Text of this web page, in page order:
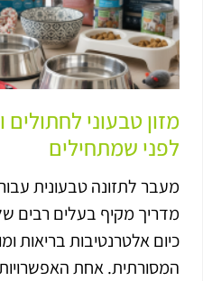
מזון טבעוני
לפני שמתחילים
מעבר לתזונה טבעונית
מדריך מקיף בעלים רבים
כיום אלטרנטיבות בריאות
המסורתית. אחת